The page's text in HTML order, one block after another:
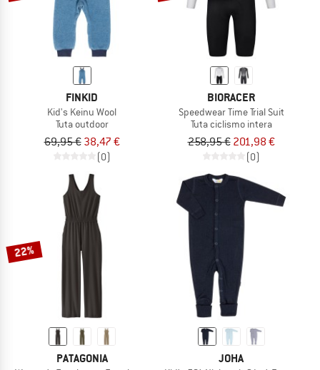
FINKID
Kid's Keinu Wool
Tuta outdoor
69,95 € 38,47 €
(0)
BIORACER
Speedwear Time Trial Suit
Tuta ciclismo intera
258,95 € 201,98 €
(0)
22%
PATAGONIA JOHA